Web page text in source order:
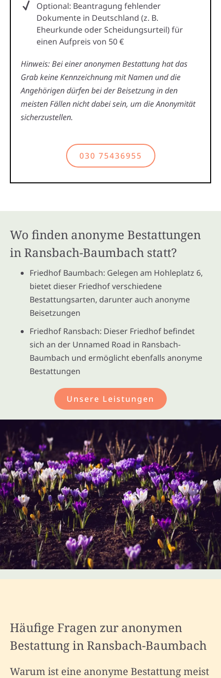
Optional: Beantragung fehlender
Dokumente in Deutschland (z. B.
Eheurkunde oder Scheidungsurteil) für
einen Aufpreis von 50 €
Hinweis: Bei einer anonymen Bestattung hat das
Grab keine Kennzeichnung mit Namen und die
Angehörigen dürfen bei der Beisetzung in den
meisten Fällen nicht dabei sein, um die Anonymität
sicherzustellen.
030 75436955
Wo finden anonyme Bestattungen
in Ransbach-Baumbach statt?
Friedhof Baumbach: Gelegen am Hohleplatz 6,
bietet dieser Friedhof verschiedene
Bestattungsarten, darunter auch anonyme
Beisetzungen
Friedhof Ransbach: Dieser Friedhof befindet
sich an der Unnamed Road in Ransbach-
Baumbach und ermöglicht ebenfalls anonyme
Bestattungen
Unsere Leistungen
Häufige Fragen zur anonymen
Bestattung in Ransbach-Baumbach
Warum ist eine anonyme Bestattung meist